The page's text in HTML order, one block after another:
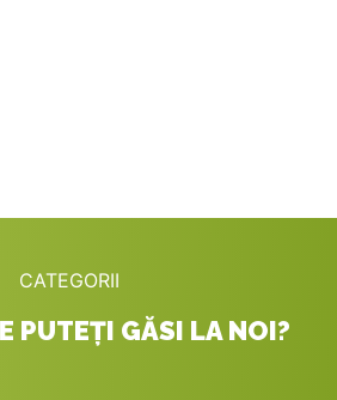
CATEGORII
PUTEȚI GĂSI LA NOI?